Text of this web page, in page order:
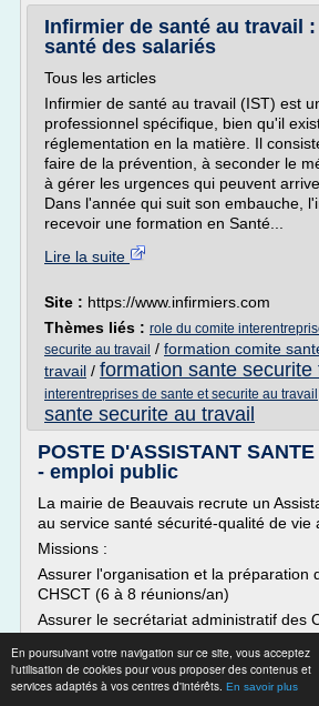
En poursuivant votre navigation sur ce site, vous acceptez
l'utilisation de cookies pour vous proposer des contenus et
services adaptés à vos centres d'intérêts. En savoir plus
Infirmier de santé au travail
santé des salariés
Tous les articles
Infirmier de santé au travail (IST) est
professionnel spécifique, bien qu'il
réglementation en la matière. Il
faire de la prévention, à seconder le
à gérer les urgences qui peuvent
Dans l'année qui suit son embauche,
recevoir une formation en Santé...
Lire la suite
Site : https://www.infirmiers.com
Thèmes liés : role du comite
securite au travail / formation comite
travail / formation sante securite
interentreprises de sante et securite au travail
sante securite au travail
POSTE D'ASSISTANT
- emploi public
La mairie de Beauvais recrute un
au service santé sécurité-qualité de vie
Missions :
Assurer l'organisation et la préparation
CHSCT (6 à 8 réunions/an)
Assurer le secrétariat administratif des
Assister, le cas échéant avec voix
réunions du CHSCT